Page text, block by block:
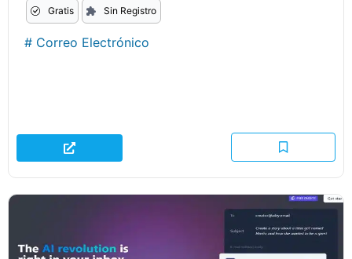
Gratis Sin Registro
# Correo Electrónico